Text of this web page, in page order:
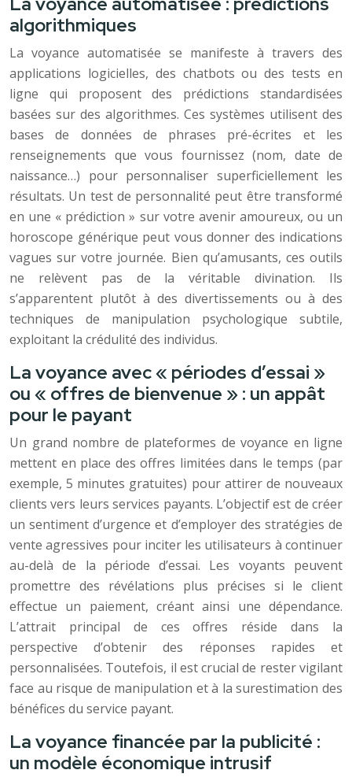
algorithmiques
La voyance automatisée se manifeste à travers des
applications logicielles, des chatbots ou des tests en
ligne qui proposent des prédictions standardisées
basées sur des algorithmes. Ces systèmes utilisent des
bases de données de phrases pré-écrites et les
renseignements que vous fournissez (nom, date de
naissance…) pour personnaliser superficiellement les
résultats. Un test de personnalité peut être transformé
en une « prédiction » sur votre avenir amoureux, ou un
horoscope générique peut vous donner des indications
vagues sur votre journée. Bien qu’amusants, ces outils
ne relèvent pas de la véritable divination. Ils
s’apparentent plutôt à des divertissements ou à des
techniques de manipulation psychologique subtile,
exploitant la crédulité des individus.
La voyance avec « périodes d’essai »
ou « offres de bienvenue » : un appât
pour le payant
Un grand nombre de plateformes de voyance en ligne
mettent en place des offres limitées dans le temps (par
exemple, 5 minutes gratuites) pour attirer de nouveaux
clients vers leurs services payants. L’objectif est de créer
un sentiment d’urgence et d’employer des stratégies de
vente agressives pour inciter les utilisateurs à continuer
au-delà de la période d’essai. Les voyants peuvent
promettre des révélations plus précises si le client
effectue un paiement, créant ainsi une dépendance.
L’attrait principal de ces offres réside dans la
perspective d’obtenir des réponses rapides et
personnalisées. Toutefois, il est crucial de rester vigilant
face au risque de manipulation et à la surestimation des
bénéfices du service payant.
La voyance financée par la publicité :
un modèle économique intrusif